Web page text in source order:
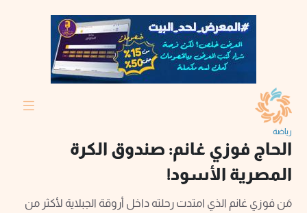
رياضة
الحاج فوزي غانم: صندوق الكرة
المصرية الأسود!
مَن فوزي غانم الذي امتدت رحلته داخل أروقة الجبلاية لأكثر من